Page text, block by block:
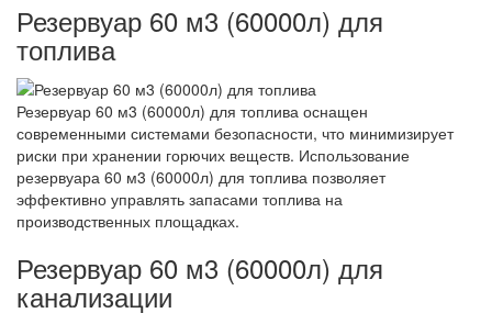
Резервуар 60 м3 (60000л) для
топлива
Резервуар 60 м3 (60000л) для топлива оснащен
современными системами безопасности, что минимизирует
риски при хранении горючих веществ. Использование
резервуара 60 м3 (60000л) для топлива позволяет
эффективно управлять запасами топлива на
производственных площадках.
Резервуар 60 м3 (60000л) для
канализации